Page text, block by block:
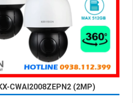
CWAI2008ZEPN2 (2MP)